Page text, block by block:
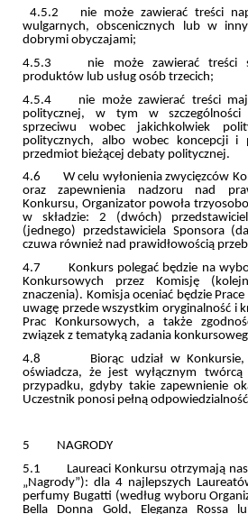
4.5.2 nie może zawierać treści
wulgarnych, obscenicznych lub w
dobrymi obyczajami;
4.5.3 nie może zawierać treści
produktów lub usług osób trzecich;
4.5.4 nie może zawierać treści
politycznej, w tym w
sprzeciwu wobec jakichkolwiek
politycznych, albo wobec koncepcji i
przedmiot bieżącej debaty politycznej.
4.6 W celu wyłonienia zwycięzców
oraz zapewnienia nadzoru nad
Konkursu, Organizator powoła
w składzie: 2 (dwóch)
(jednego) przedstawiciela Sponsora
czuwa również nad prawidłowością
4.7 Konkurs polegać będzie na
Konkursowych przez Komisję
znaczenia). Komisja oceniać będzie
uwagę przede wszystkim oryginalność i
Prac Konkursowych, a także
związek z tematyką zadania
4.8 Biorąc udział w Konkursie,
oświadcza, że jest wyłącznym
przypadku, gdyby takie zapewnienie
Uczestnik ponosi pełną
5 NAGRODY
5.1 Laureaci Konkursu otrzymają
„Nagrody”): dla 4 najlepszych
perfumy Bugatti (według wyboru
Bella Donna Gold, Eleganza Rossa